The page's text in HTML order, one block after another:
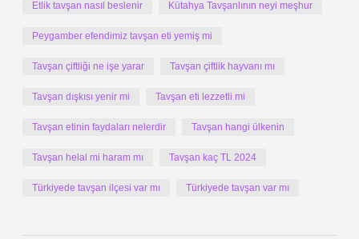
Etlik tavşan nasıl beslenir Kütahya Tavşanlının neyi meşhur
Peygamber efendimiz tavşan eti yemiş mi
Tavşan çiftliği ne işe yarar Tavşan çiftlik hayvanı mı
Tavşan dışkısı yenir mi Tavşan eti lezzetli mi
Tavşan etinin faydaları nelerdir Tavşan hangi ülkenin
Tavşan helal mi haram mı Tavşan kaç TL 2024
Türkiyede tavşan ilçesi var mı Türkiyede tavşan var mı